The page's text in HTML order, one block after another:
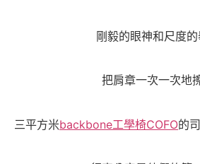
剛毅的眼神和尺度
把肩章一次一次地
三平方米backbone工學椅COFO的